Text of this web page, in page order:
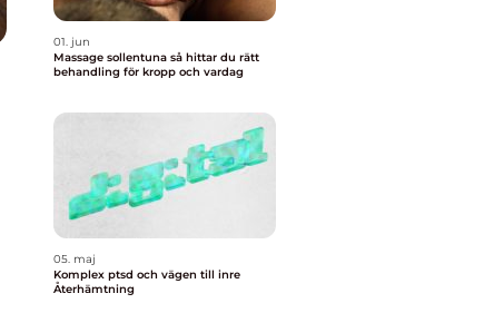
01. jun
Massage sollentuna så hittar du rätt
behandling för kropp och vardag
05. maj
Komplex ptsd och vägen till inre
Återhämtning